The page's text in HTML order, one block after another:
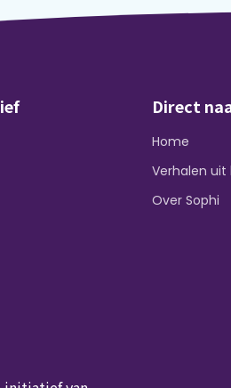
Direct
Home
Verhalen
Over Sophi